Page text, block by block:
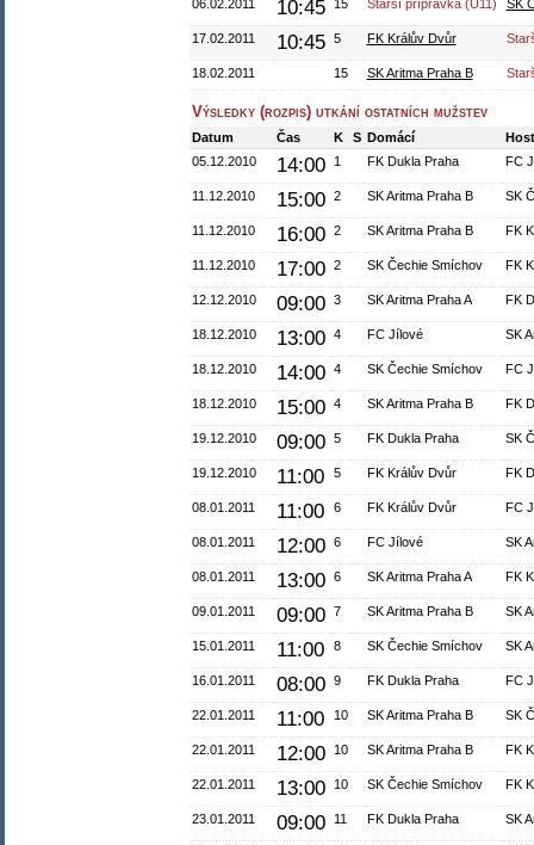
06.02.2011 10:45 15 Starší přípravka (U11) SK
17.02.2011 10:45 5 FK Králův Dvůr
18.02.2011 15 SK Aritma Praha B
Výsledky (rozpis) utkání ostatních mužstev
Datum Čas K S Domácí
05.12.2010
14:00 1 FK Dukla Praha FC
11.12.2010 15:00 2 SK Aritma Praha B SK
11.12.2010 16:00 2 SK Aritma Praha B FK
11.12.2010 17:00 2 SK Čechie Smíchov FK
12.12.2010 09:00 3 SK Aritma Praha A FK
18.12.2010 13:00 4 FC Jílové SK
18.12.2010 14:00 4 SK Čechie Smíchov FC
18.12.2010 15:00 4 SK Aritma Praha B FK
19.12.2010 09:00 5 FK Dukla Praha SK
19.12.2010 11:00 5 FK Králův Dvůr FK
08.01.2011 11:00 6 FK Králův Dvůr FC
08.01.2011 12:00 6 FC Jílové SK
08.01.2011 13:00 6 SK Aritma Praha A FK
09.01.2011 09:00 7 SK Aritma Praha B SK
15.01.2011 11:00 8 SK Čechie Smíchov SK
16.01.2011 08:00 9 FK Dukla Praha FC
22.01.2011 11:00 10 SK Aritma Praha B SK
22.01.2011 12:00 10 SK Aritma Praha B FK
22.01.2011 13:00 10 SK Čechie Smíchov FK
23.01.2011 09:00 11 FK Dukla Praha SK